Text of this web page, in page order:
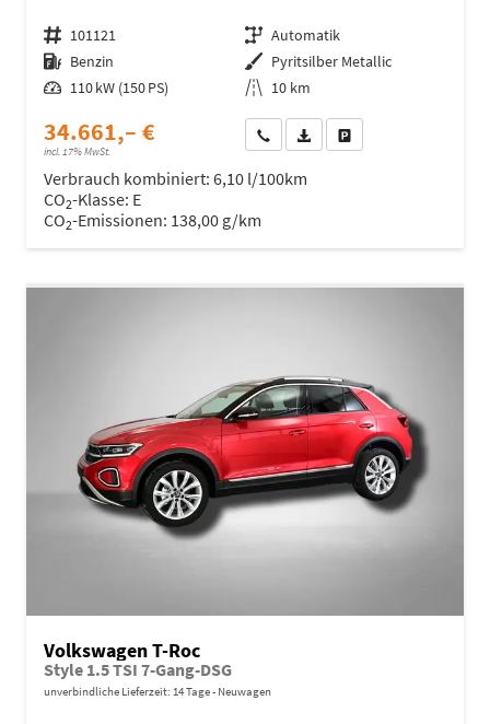
Fahrzeugnr. 101121 Getriebe Automatik
Kraftstoff Benzin Außenfarbe Pyritsilber Metallic
Leistung 110 kW (150 PS) Kilometerstand 10 km
34.661,– €
incl. 17% MwSt.
Wir rufen Sie anFahrzeugexposé (PDF)
Verbrauch kombiniert: 6,10 l/100km
CO2-Klasse: E
CO2-Emissionen: 138,00 g/km
Volkswagen T-Roc
Style 1.5 TSI 7-Gang-DSG
unverbindliche Lieferzeit: 14 Tage Neuwagen